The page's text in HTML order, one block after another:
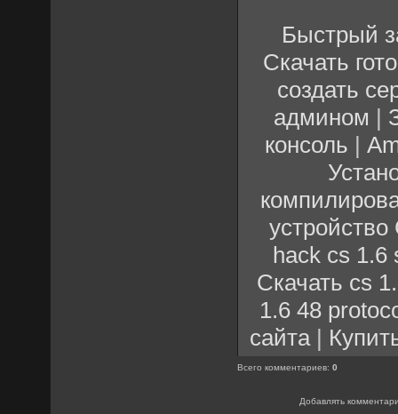
Быстрый
Скачать
создать
админом |
консоль |
устройство
hack cs 1.6
Скачать cs
1.6 48
сайта |
Всего комментариев:0
Добавлять